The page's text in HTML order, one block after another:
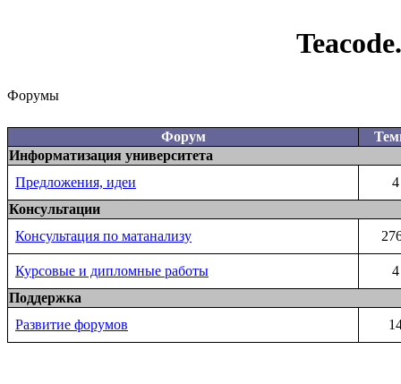
Форумы
Форум
Информатизация университета
Предложения, идеи
4
Консультации
Консультация по матанализу
Курсовые и дипломные работы
4
Поддержка
Развитие форумов